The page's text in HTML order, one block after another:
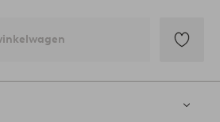
aan